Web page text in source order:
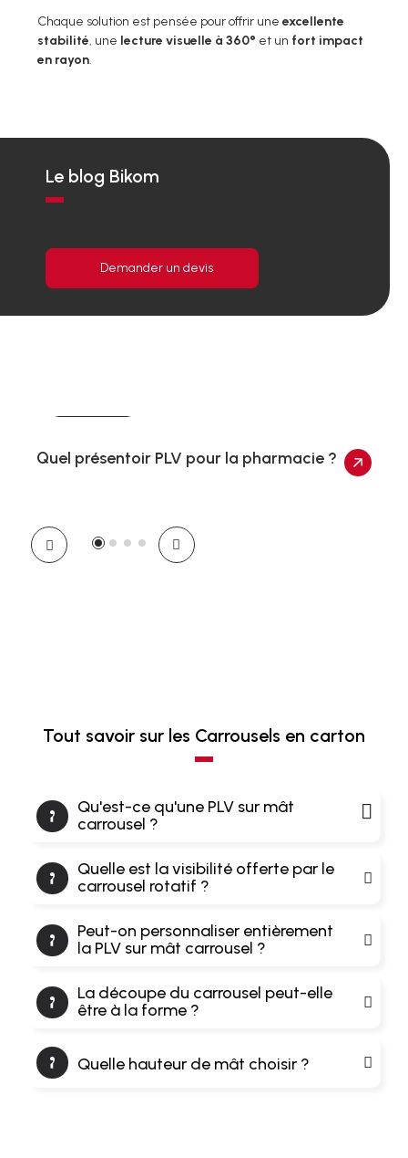
Chaque solution est pensée pour offrir uneexcellente
stabilité, une lecture visuelle à 360° et un fort impact
en rayon.
Le blog Bikom
Demander un devis
Quel présentoir PLV pour la pharmacie ?
Tout savoir sur les Carrousels en carton
Qu'est-ce qu'une PLV sur mât
carrousel ?
Quelle est la visibilité offerte par le
carrousel rotatif ?
Peut-on personnaliser entièrement
la PLV sur mât carrousel ?
La découpe du carrousel peut-elle
être à la forme ?
Quelle hauteur de mât choisir ?